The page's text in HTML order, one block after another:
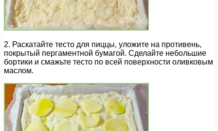
2. Раскатайте тесто для пиццы, уложите на противень,
покрытый пергаментной бумагой. Сделайте небольшие
бортики и смажьте тесто по всей поверхности оливковым
маслом.